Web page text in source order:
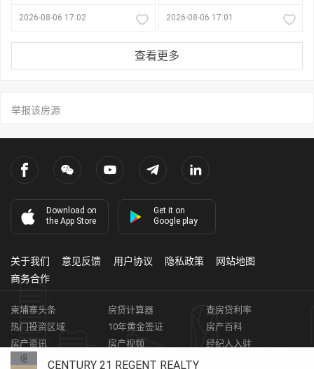
2026-08-06 17:02 2026-08-06 17:01
查看更多
举报该房源
CENTURY 21 REGENT REALTY
Download on
the App Store
Get it on
Google play
关于我们 意见反馈 用户协议 隐私政策
网站地图
商务合作
柬埔寨头条 房贷计算器
查房贷利率
热门投资区域
10年黄金签证
房产百科
房产资讯
房产视频
经纪人入驻
获取客资
柬埔寨房地产APP